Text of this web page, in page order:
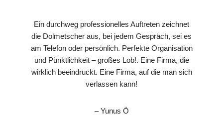
Ein durchweg professionelles Auftreten zeichnet
die Dolmetscher aus, bei jedem Gespräch, sei es
am Telefon oder persönlich. Perfekte Organisation
und Pünktlichkeit – großes Lob!. Eine Firma, die
wirklich beeindruckt. Eine Firma, auf die man sich
verlassen kann!
– Yunus Ö